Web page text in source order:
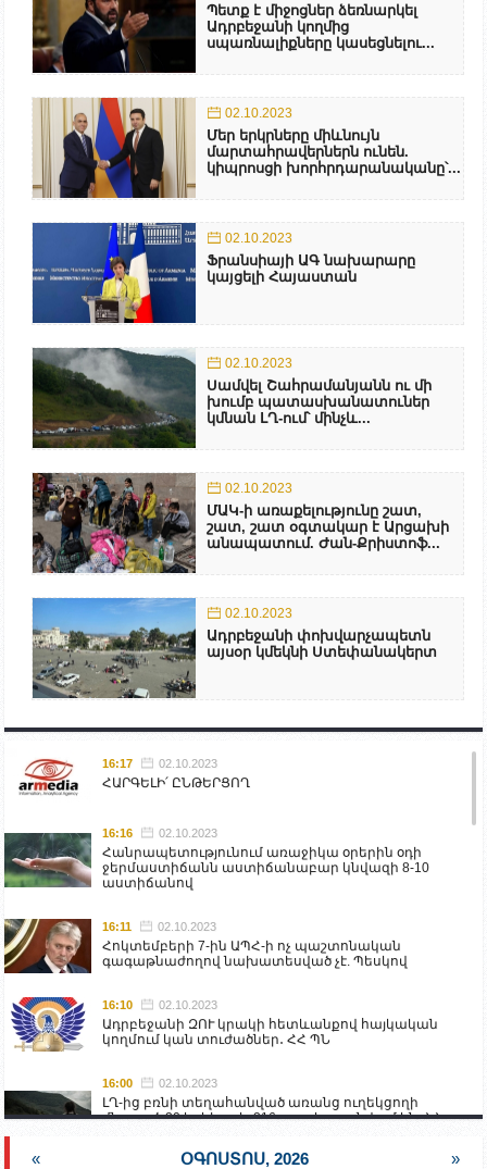
Պետք է միջոցներ ձեռնարկել
Ադրբեջանի կողմից
սպառնալիքները կասեցնելու...
02.10.2023
Մեր երկրները միևնույն
մարտահրավերներն ունեն.
կիպրոսցի խորհրդարանականը՝...
02.10.2023
Ֆրանսիայի ԱԳ նախարարը
կայցելի Հայաստան
02.10.2023
Սամվել Շահրամանյանն ու մի
խումբ պատասխանատուներ
կմնան ԼՂ-ում՝ մինչև...
02.10.2023
ՄԱԿ-ի առաքելությունը շատ,
շատ, շատ օգտակար է Արցախի
անապատում. Ժան-Քրիստոֆ...
02.10.2023
Ադրբեջանի փոխվարչապետն
այսօր կմեկնի Ստեփանակերտ
16:17 02.10.2023
ՀԱՐԳԵԼԻ՛ ԸՆԹԵՐՑՈՂ
16:16 02.10.2023
Հանրապետությունում առաջիկա օրերին օդի
ջերմաստիճանն աստիճանաբար կնվազի 8-10
աստիճանով
16:11 02.10.2023
Հոկտեմբերի 7-ին ԱՊՀ-ի ոչ պաշտոնական
գագաթնաժողով նախատեսված չէ. Պեսկով
16:10 02.10.2023
Ադրբեջանի ԶՈՒ կրակի հետևանքով հայկական
կողմում կան տուժածներ․ ՀՀ ՊՆ
16:00 02.10.2023
ԼՂ-ից բռնի տեղահանված առանց ուղեկցողի
մնացած 20 երեխա և 216 տարեց գտնվում են ՀՀ
« ՕԳՈՍՏՈՍ, 2026 »